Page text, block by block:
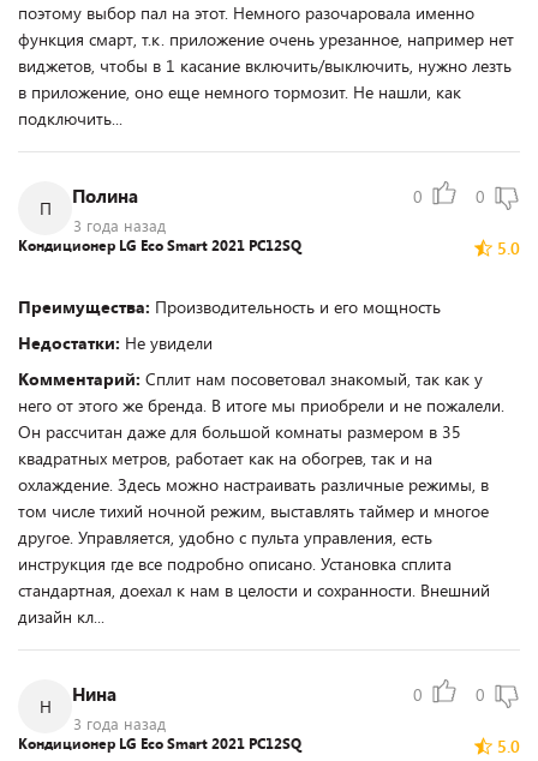
поэтому выбор пал на этот. Немного разочаровала именно
функция смарт, т.к. приложение очень урезанное, например нет
виджетов, чтобы в 1 касание включить/выключить, нужно лезть
в приложение, оно еще немного тормозит. Не нашли, как
подключить...
П
Полина
3 года назад
0 0
5.0
Кондиционер LG Eco Smart 2021 PC12SQ
Преимущества: Производительность и его мощность
Недостатки: Не увидели
Комментарий: Сплит нам посоветовал знакомый, так как у
него от этого же бренда. В итоге мы приобрели и не пожалели.
Он рассчитан даже для большой комнаты размером в 35
квадратных метров, работает как на обогрев, так и на
охлаждение. Здесь можно настраивать различные режимы, в
том числе тихий ночной режим, выставлять таймер и многое
другое. Управляется, удобно с пульта управления, есть
инструкция где все подробно описано. Установка сплита
стандартная, доехал к нам в целости и сохранности. Внешний
дизайн кл...
Н
Нина
3 года назад
0 0
5.0
Кондиционер LG Eco Smart 2021 PC12SQ